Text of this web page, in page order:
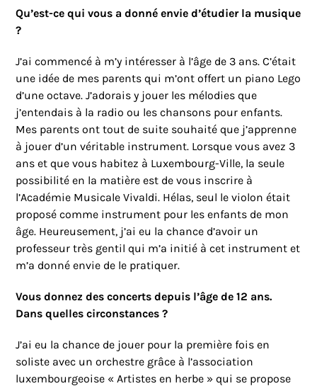
Qu’est-ce qui vous a donné envie d’étudier la musique
?
J’ai commencé à m’y intéresser à l’âge de 3 ans. C’était
une idée de mes parents qui m’ont offert un piano Lego
d’une octave. J’adorais y jouer les mélodies que
j’entendais à la radio ou les chansons pour enfants.
Mes parents ont tout de suite souhaité que j’apprenne
à jouer d’un véritable instrument. Lorsque vous avez 3
ans et que vous habitez à Luxembourg-Ville, la seule
possibilité en la matière est de vous inscrire à
l’Académie Musicale Vivaldi. Hélas, seul le violon était
proposé comme instrument pour les enfants de mon
âge. Heureusement, j’ai eu la chance d’avoir un
professeur très gentil qui m’a initié à cet instrument et
m’a donné envie de le pratiquer.
Vous donnez des concerts depuis l’âge de 12 ans.
Dans quelles circonstances ?
J’ai eu la chance de jouer pour la première fois en
soliste avec un orchestre grâce à l’association
luxembourgeoise « Artistes en herbe » qui se propose